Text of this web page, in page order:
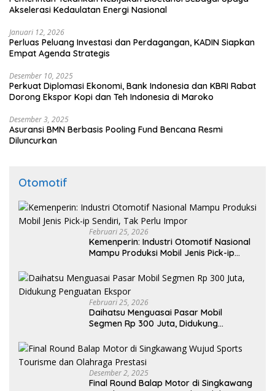
Akselerasi Kedaulatan Energi Nasional
Januari 12, 2026
Perluas Peluang Investasi dan Perdagangan, KADIN Siapkan
Empat Agenda Strategis
Desember 10, 2025
Perkuat Diplomasi Ekonomi, Bank Indonesia dan KBRI Rabat
Dorong Ekspor Kopi dan Teh Indonesia di Maroko
Desember 3, 2025
Asuransi BMN Berbasis Pooling Fund Bencana Resmi
Diluncurkan
Otomotif
Februari 25, 2026
Kemenperin: Industri Otomotif Nasional
Mampu Produksi Mobil Jenis Pick-ip
Februari 25, 2026
Daihatsu Menguasai Pasar Mobil
Segmen Rp 300 Juta, Didukung
Desember 2, 2025
Final Round Balap Motor di Singkawang